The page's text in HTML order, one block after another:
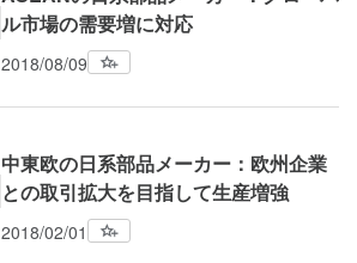
ル市場の需要増に対応
2018/08/09
中東欧の日系部品メーカー：欧州企業
との取引拡大を目指して生産増強
2018/02/01